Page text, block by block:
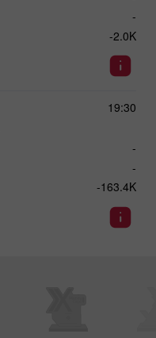
-
-2.0K
19:30
-
-
-163.4K